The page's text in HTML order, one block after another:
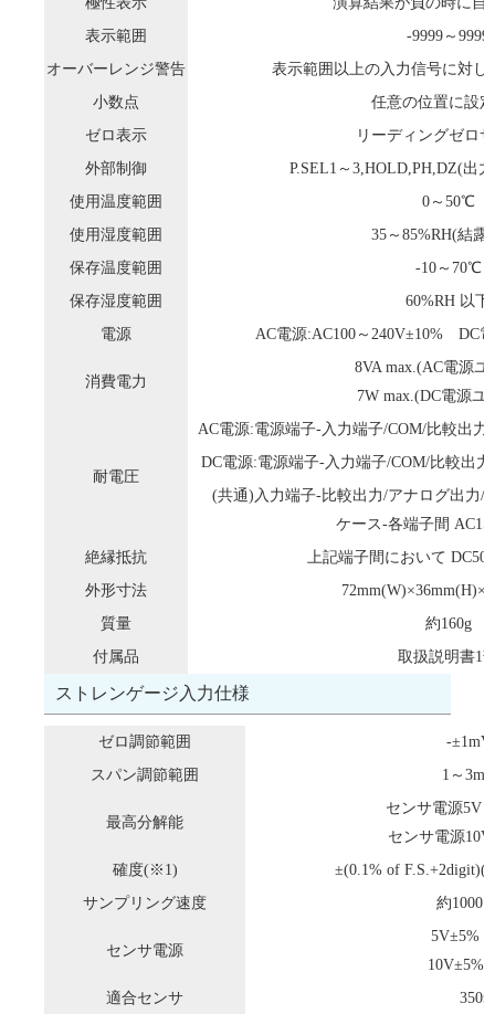
表示範囲
-9999～9999
オーバーレンジ警告
表示範囲以上の入力信号に対し
小数点
任意の位置に設
ゼロ表示
リーディングゼロ
外部制御
P.SEL1～3,HOLD,PH,DZ(出
使用温度範囲
0～50℃
使用湿度範囲
35～85%RH(結露
保存温度範囲
-10～70℃
保存湿度範囲
60%RH 以下
電源
AC電源:AC100～240V±10% DC
消費電力
8VA max.(AC電源ユ
7W max.(DC電源ユ
耐電圧
AC電源:電源端子-入力端子/COM/比較出力
DC電源:電源端子-入力端子/COM/比較出
(共通)入力端子-比較出力/アナログ出力/
ケース-各端子間
絶縁抵抗
上記端子間において
外形寸法
質量
約160g
付属品
取扱説明書1
ストレンゲージ入力仕様
ゼロ調節範囲
-
スパン調節範囲
1～
最高分解能
センサ電源5V
センサ電源
確度(※1)
±(0.1% of
サンプリング速度
約1000
センサ電源
5V±5%
10V±5%
適合センサ
350Ω